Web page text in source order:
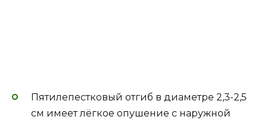
Пятилепестковый отгиб в диаметре 2,3-2,5
см имеет лёгкое опушение с наружной